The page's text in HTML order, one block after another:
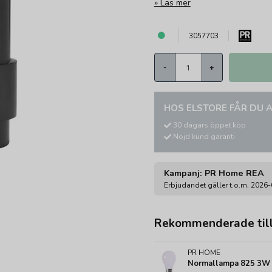
Läs mer
3057703
- +
HOS ELSTORE FÅR DU
30 dagars öppet köp
Nöjd kund garanti
Kampanj: PR Home REA
Erbjudandet gäller t.o.m.
Rekommenderade
PR HOME
Normallampa 825